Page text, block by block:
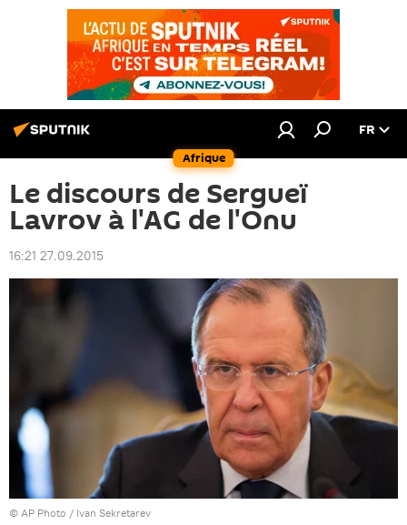
Afrique
FR
Le discours de Sergueï
Lavrov à l'AG de l'Onu
16:21 27.09.2015
© AP Photo / Ivan Sekretarev